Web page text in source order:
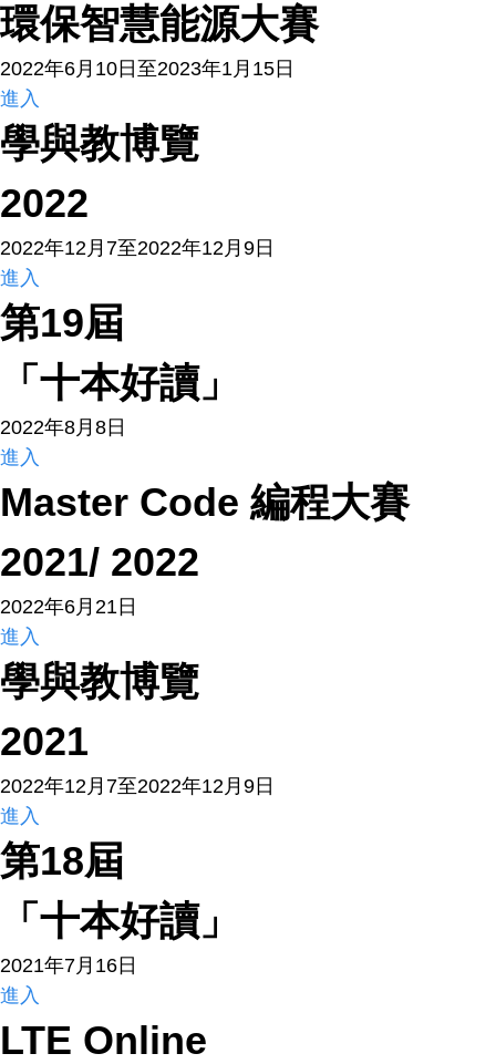
環保智慧能源大賽
2022年6月10日至2023年1月15日
進入
學與教博覽
2022
2022年12月7至2022年12月9日
進入
第19屆
「十本好讀」
2022年8月8日
進入
Master Code 編程大賽
2021/ 2022
2022年6月21日
進入
學與教博覽
2021
2022年12月7至2022年12月9日
進入
第18屆
「十本好讀」
2021年7月16日
進入
LTE Online